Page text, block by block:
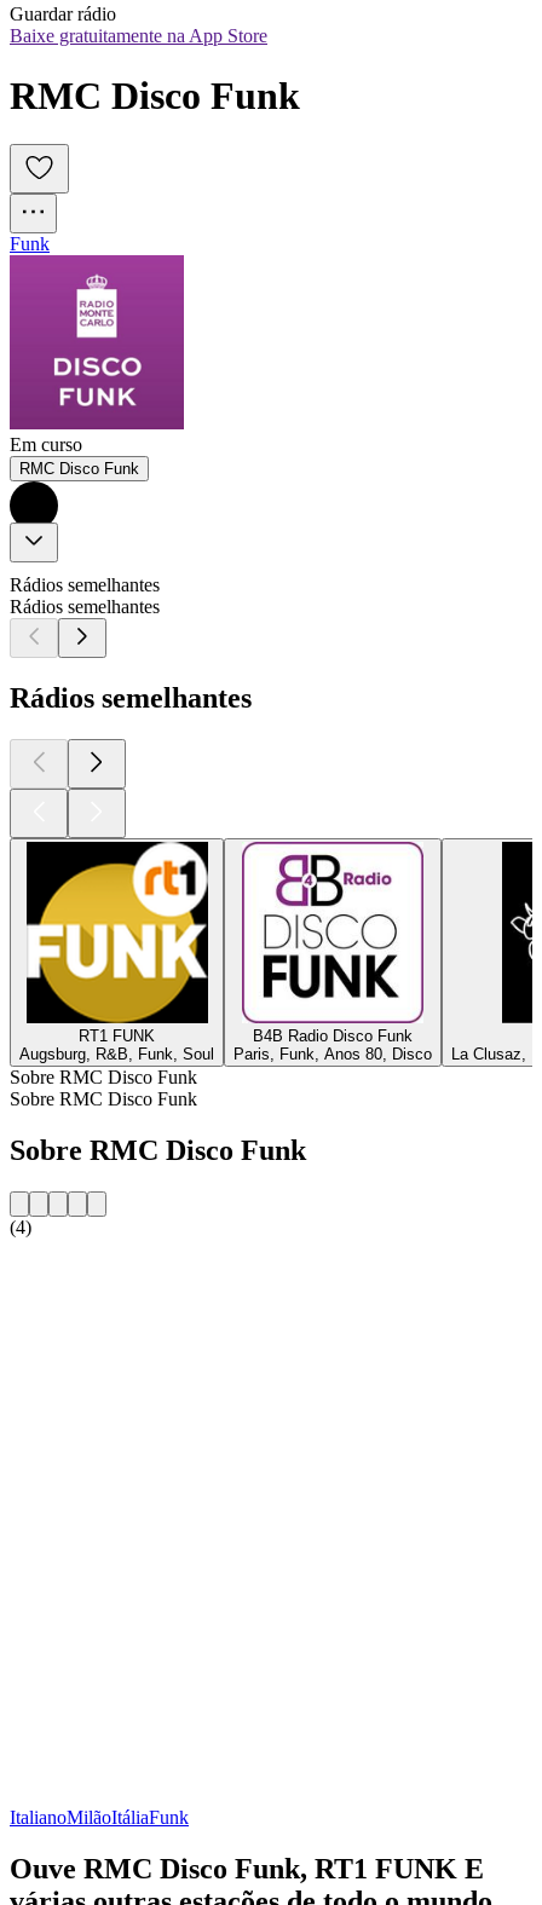
Guardar rádio
Baixe gratuitamente na App Store
RMC Disco Funk
Funk
Em curso
RMC Disco Funk
Rádios semelhantes
Rádios semelhantes
Rádios semelhantes
RT1 FUNK
Augsburg, R&B, Funk, Soul
B4B Radio Disco Funk
Paris, Funk, Anos 80, Disco
La Clusaz,
Sobre RMC Disco Funk
Sobre RMC Disco Funk
Sobre RMC Disco Funk
(4)
ItalianoMilãoItáliaFunk
Ouve RMC Disco Funk, RT1 FUNK E